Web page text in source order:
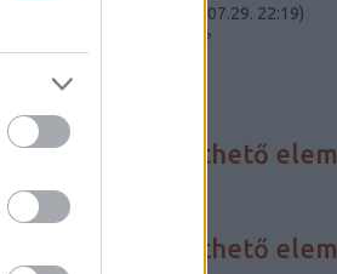
2023.07.29. 22:19)
Összeomlik a civilizációnk?
HÍREINK
Nincs megjeleníthető elem
FÓRUM
Nincs megjeleníthető elem